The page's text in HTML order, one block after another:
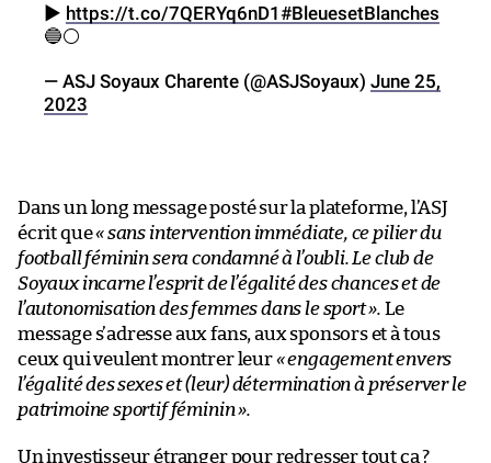
▶️ https://t.co/7QERYq6nD1#BleuesetBlanches
🔵⚪️
— ASJ Soyaux Charente (@ASJSoyaux) June 25,
2023
Dans un long message posté sur la plateforme, l’ASJ
écrit que« sans intervention immédiate, ce pilier du
football féminin sera condamné à l’oubli. Le club de
Soyaux incarne l’esprit de l’égalité des chances et de
l’autonomisation des femmes dans le sport». Le
message s’adresse aux fans, aux sponsors et à tous
ceux qui veulent montrer leur«engagement envers
l’égalité des sexes et (leur) détermination à préserver le
patrimoine sportif féminin ».
Un investisseur étranger pour redresser tout ça ?